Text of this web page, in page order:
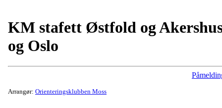
KM stafett Østfold og
og Oslo
Arrangør: Orienteringsklubben Moss